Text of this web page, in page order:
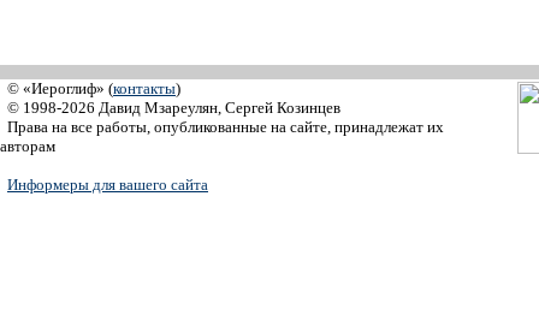
© «Иероглиф» (контакты)
© 1998-2026 Давид Мзареулян, Сергей Козинцев
Права на все работы, опубликованные на сайте, принадлежат их
авторам
Информеры для вашего сайта